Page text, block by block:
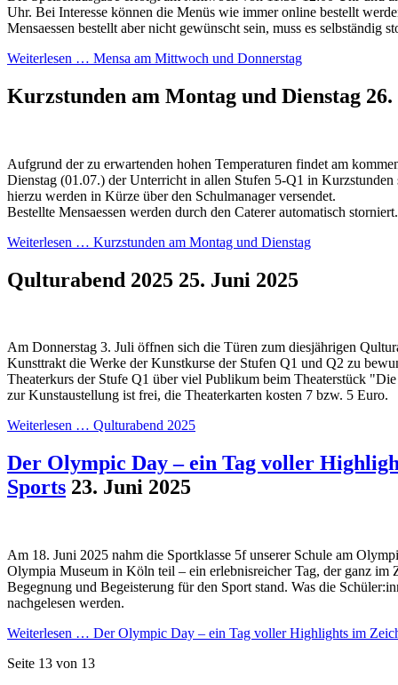
Uhr. Bei Interesse können die Menüs wie immer online bestellt
Mensaessen bestellt aber nicht gewünscht sein, muss es selbständig
Weiterlesen … Mensa am Mittwoch und Donnerstag
Kurzstunden am Montag und Dienstag
Aufgrund der zu erwartenden hohen Temperaturen findet am
Dienstag (01.07.) der Unterricht in allen Stufen 5-Q1 in Kurzstunden
hierzu werden in Kürze über den Schulmanager versendet.
Bestellte Mensaessen werden durch den Caterer automatisch storniert.
Weiterlesen … Kurzstunden am Montag und Dienstag
Qulturabend 2025 25. Juni 2025
Am Donnerstag 3. Juli öffnen sich die Türen zum diesjährigen
Kunsttrakt die Werke der Kunstkurse der Stufen Q1 und Q2 zu
Theaterkurs der Stufe Q1 über viel Publikum beim Theaterstück
zur Kunstaustellung ist frei, die Theaterkarten kosten 7 bzw. 5 Euro.
Weiterlesen … Qulturabend 2025
Der Olympic Day – ein Tag voller
Sports 23. Juni 2025
Am 18. Juni 2025 nahm die Sportklasse 5f unserer Schule am
Olympia Museum in Köln teil – ein erlebnisreicher Tag, der ganz im
Begegnung und Begeisterung für den Sport stand. Was die
nachgelesen werden.
Weiterlesen … Der Olympic Day – ein Tag voller Highlights im
Seite 13 von 13